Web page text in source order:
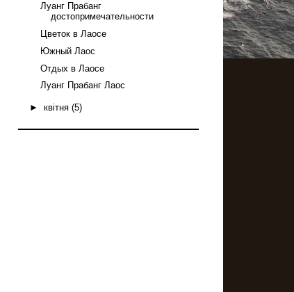
Луанг Прабанг
достопримечательности
Цветок в Лаосе
Южный Лаос
Отдых в Лаосе
Луанг Прабанг Лаос
► квітня (5)